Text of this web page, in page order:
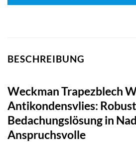
BESCHREIBUNG
Weckman Trapezblech
Antikondensvlies:
Bedachungslösung in
Anspruchsvolle